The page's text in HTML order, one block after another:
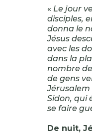
« Le jour
disciples,
donna le
Jésus
avec les
dans la
nombre
de gens
Sidon, qui
se faire
De nuit,